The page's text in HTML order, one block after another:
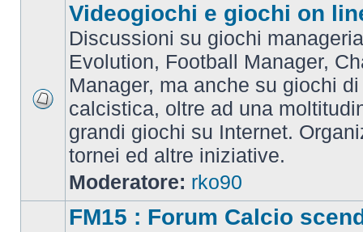
Videogiochi e giochi on
Discussioni su giochi
Evolution, Football Manager,
Manager, ma anche su giochi
calcistica, oltre ad una
grandi giochi su Internet.
tornei ed altre iniziative.
Moderatore: rko90
FM15 : Forum Calcio